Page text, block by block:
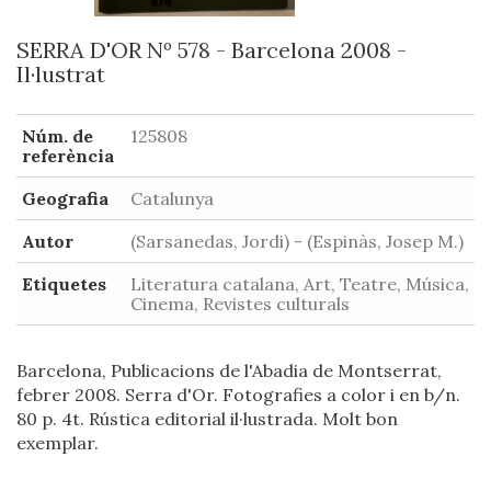
SERRA D'OR Nº 578 - Barcelona 2008 -
Il·lustrat
Núm. de
referència
125808
Geografia
Catalunya
Autor
(Sarsanedas, Jordi) - (Espinàs, Josep M.)
Etiquetes
Literatura catalana, Art, Teatre, Música,
Cinema, Revistes culturals
Barcelona, Publicacions de l'Abadia de Montserrat,
febrer 2008. Serra d'Or. Fotografies a color i en b/n.
80 p. 4t. Rústica editorial il·lustrada. Molt bon
exemplar.